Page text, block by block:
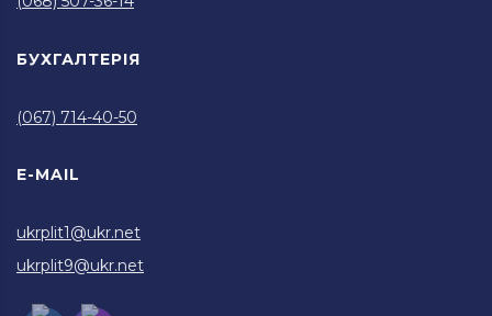
БУХГАЛТЕРІЯ
(067) 714-40-50
E-MAIL
ukrplit1@ukr.net
ukrplit9@ukr.net